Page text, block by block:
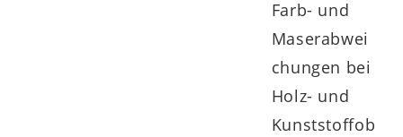
Farb- und
Maserabwei
chungen bei
Holz- und
Kunststoffob